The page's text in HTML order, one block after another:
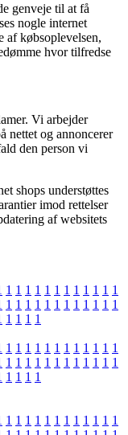
genveje til at få
nogle internet
af købsoplevelsen,
hvor tilfredse
Vi arbejder
nettet og annoncerer
den person vi
shops understøttes
imod rettelser
af websitets
1 1 1 1 1 1 1 1 1 1 1 1
1 1 1 1 1 1 1 1 1 1 1 1
1 1 1 1
1 1 1 1 1 1 1 1 1 1 1 1
1 1 1 1 1 1 1 1 1 1 1 1
1 1 1 1
1 1 1 1 1 1 1 1 1 1 1 1